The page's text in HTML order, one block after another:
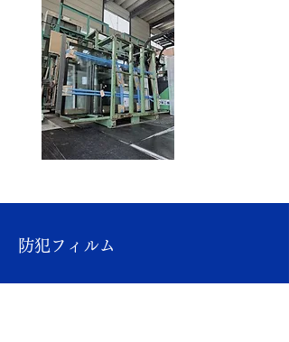
防犯フィルム